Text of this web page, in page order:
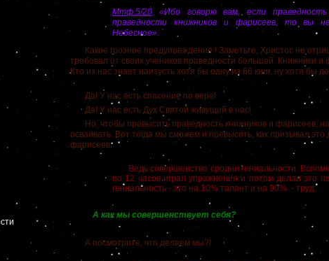
Мтф.5/20 «Ибо говорю вам, если
праведности книжников и фарисеев, то вы
Небесное».
Какое грозное предупреждение ! Заметьте, Христос не
требовал от своих учеников праведности большей. Книжники
Кто из нас знает наизусть хотя бы одну из 66 книг, ну хотя бы
Да! У нас есть спасение по вере!
Да! У нас есть Дух Святой живущий в нас!
Но, чтобы превысить праведность книжников и фарисеев,
осваивать. Вот тогда мы сможем и превысить, как призывал это
фарисеев.
Ведь совершенство сродни гениальности.
по 12 часов играл упражнения и потом делал это
гениальность - это на 10% талант и на 90% - труд.
А как мы совершенствует себя?
А посмотрите, что делаем мы?!